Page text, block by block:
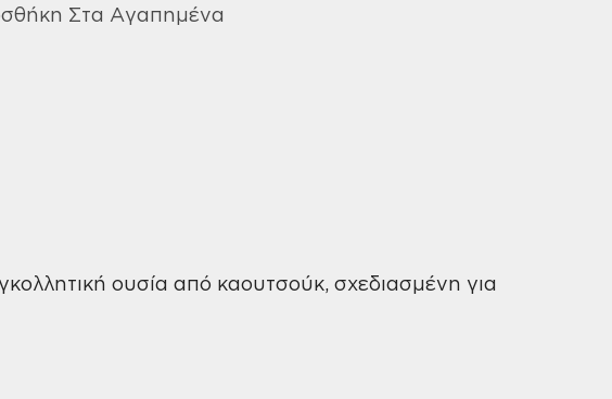
x
Στα Αγαπημένα
ουσία από καουτσούκ, σχεδιασμένη για